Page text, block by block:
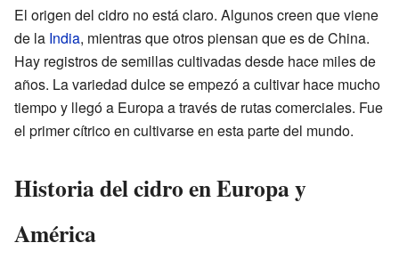
El origen del cidro no está claro. Algunos creen que viene
de la India, mientras que otros piensan que es de China.
Hay registros de semillas cultivadas desde hace miles de
años. La variedad dulce se empezó a cultivar hace mucho
tiempo y llegó a Europa a través de rutas comerciales. Fue
el primer cítrico en cultivarse en esta parte del mundo.
Historia del cidro en Europa y
América